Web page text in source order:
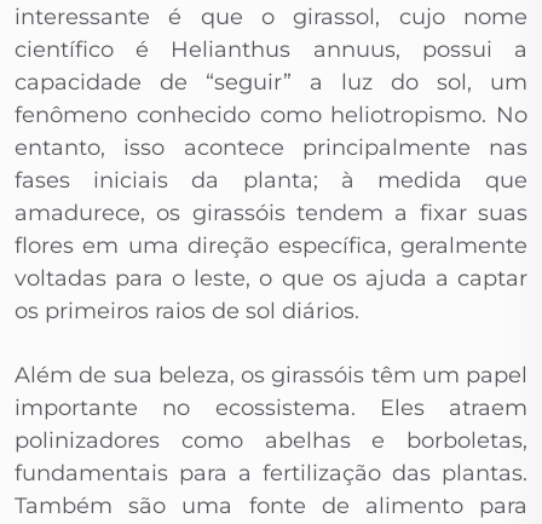
interessante é que o girassol, cujo nome
científico é Helianthus annuus, possui a
capacidade de “seguir” a luz do sol, um
fenômeno conhecido como heliotropismo. No
entanto, isso acontece principalmente nas
fases iniciais da planta; à medida que
amadurece, os girassóis tendem a fixar suas
flores em uma direção específica, geralmente
voltadas para o leste, o que os ajuda a captar
os primeiros raios de sol diários.
Além de sua beleza, os girassóis têm um papel
importante no ecossistema. Eles atraem
polinizadores como abelhas e borboletas,
fundamentais para a fertilização das plantas.
Também são uma fonte de alimento para